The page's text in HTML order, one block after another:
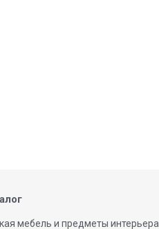
мебель и предметы интерьера